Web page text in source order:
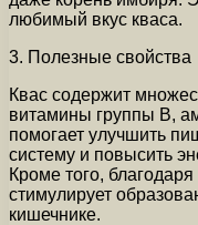
любимый вкус кваса.
3. Полезные свойства
Квас содержит
витамины группы В,
помогает улучшить
систему и повысить
Кроме того,
стимулирует
кишечнике.